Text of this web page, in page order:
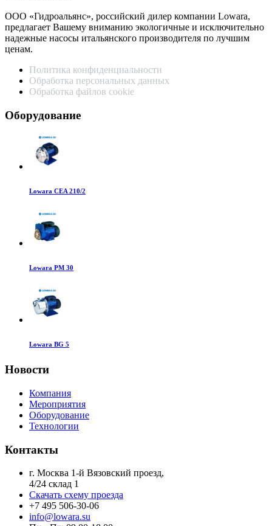
ООО «Гидроальянс», российский дилер компании Lowara,
предлагает Вашему вниманию экологичные и исключительно
надежные насосы итальянского производителя по лучшим
ценам.
Политика конфиденциальности
Обработка персональных данных
Обработка файлов cookie
Оборудование
Lowara CEA 210/2
Lowara PM 30
Lowara BG 5
Новости
Компания
Мероприятия
Оборудование
Технологии
Контакты
г. Москва 1-й Вязовский проезд,
4/24 склад 1
Скачать схему проезда
+7 495 506-30-06
info@lowara.su